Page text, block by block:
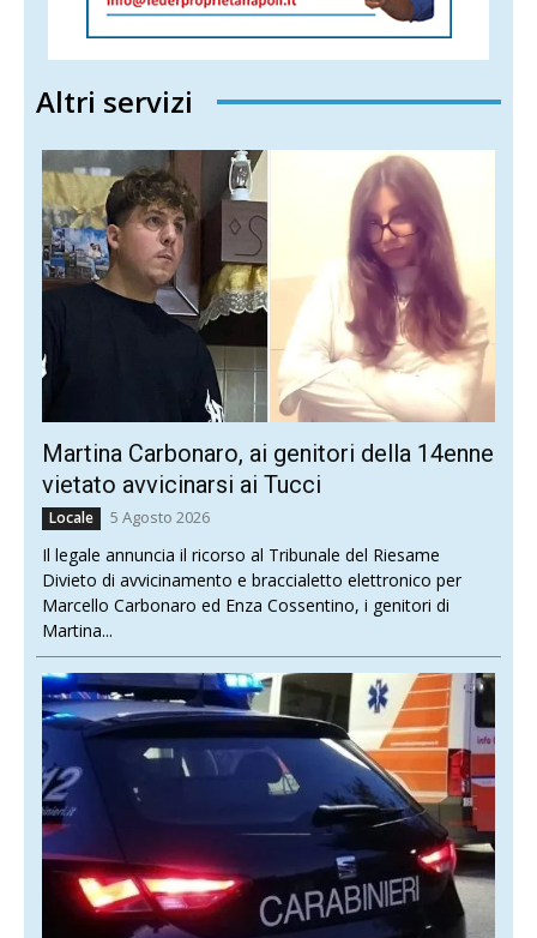
Altri servizi
Martina Carbonaro, ai genitori della 14enne
vietato avvicinarsi ai Tucci
Locale 5 Agosto 2026
Il legale annuncia il ricorso al Tribunale del Riesame
Divieto di avvicinamento e braccialetto elettronico per
Marcello Carbonaro ed Enza Cossentino, i genitori di
Martina...